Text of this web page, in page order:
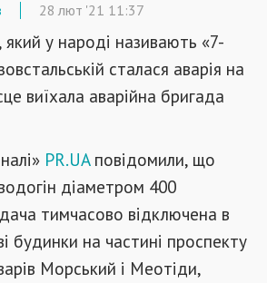
28 лют '21 11:37
у народі називають «7-
сталася аварія на
виїхала аварійна бригада
PR.UAповідомили, що
діаметром 400
тимчасово відключена в
будинки на частині проспекту
Морський і Меотіди,